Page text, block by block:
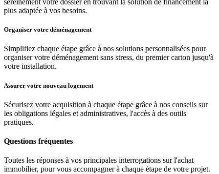
sereinement votre dossier en trouvant la solution de financement la
plus adaptée à vos besoins.
Organiser votre déménagement
Simplifiez chaque étape grâce à nos solutions personnalisées pour
organiser votre déménagement sans stress, du premier carton jusqu'à
votre installation.
Assurer votre nouveau logement
Sécurisez votre acquisition à chaque étape grâce à nos conseils sur
les obligations légales et administratives, l'accès à des outils
pratiques.
Questions fréquentes
Toutes les réponses à vos principales interrogations sur l'achat
immobilier, pour vous accompagner à chaque étape de votre projet.